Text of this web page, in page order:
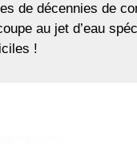
de décennies de
au jet d’eau
!